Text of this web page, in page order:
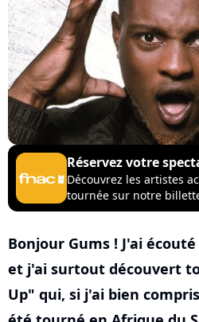
Réservez votre
Découvrez les artistes
tournée sur notre
Bonjour Gums ! J'ai
et j'ai surtout découvert
Up" qui, si j'ai bien